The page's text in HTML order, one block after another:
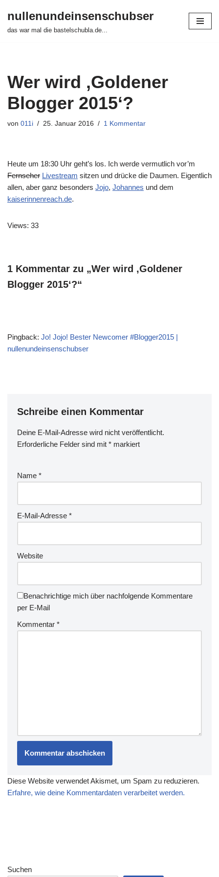
Zum
nullenundeinsenschubser
das war mal die bastelschubla.de...
Wer wird ‚Goldener
Blogger 2015‘?
von 011i 25. Januar 2016 1 Kommentar
Heute um 18:30 Uhr geht’s los. Ich werde vermutlich vor’m
Fernseher Livestream sitzen und drücke die Daumen. Eigentlich
allen, aber ganz besonders Jojo, Johannes und dem
kaiserinnenreach.de.
Views: 33
1 Kommentar zu „Wer wird ‚Goldener
Blogger 2015‘?“
Pingback: Jo! Jojo! Bester Newcomer #Blogger2015 |
nullenundeinsenschubser
Schreibe einen Kommentar
Deine E-Mail-Adresse wird nicht veröffentlicht.
Erforderliche Felder sind mit * markiert
Name *
E-Mail-Adresse *
Website
Benachrichtige mich über nachfolgende Kommentare
per E-Mail
Kommentar *
Diese Website verwendet Akismet, um Spam zu reduzieren.
Erfahre, wie deine Kommentardaten verarbeitet werden.
Suchen